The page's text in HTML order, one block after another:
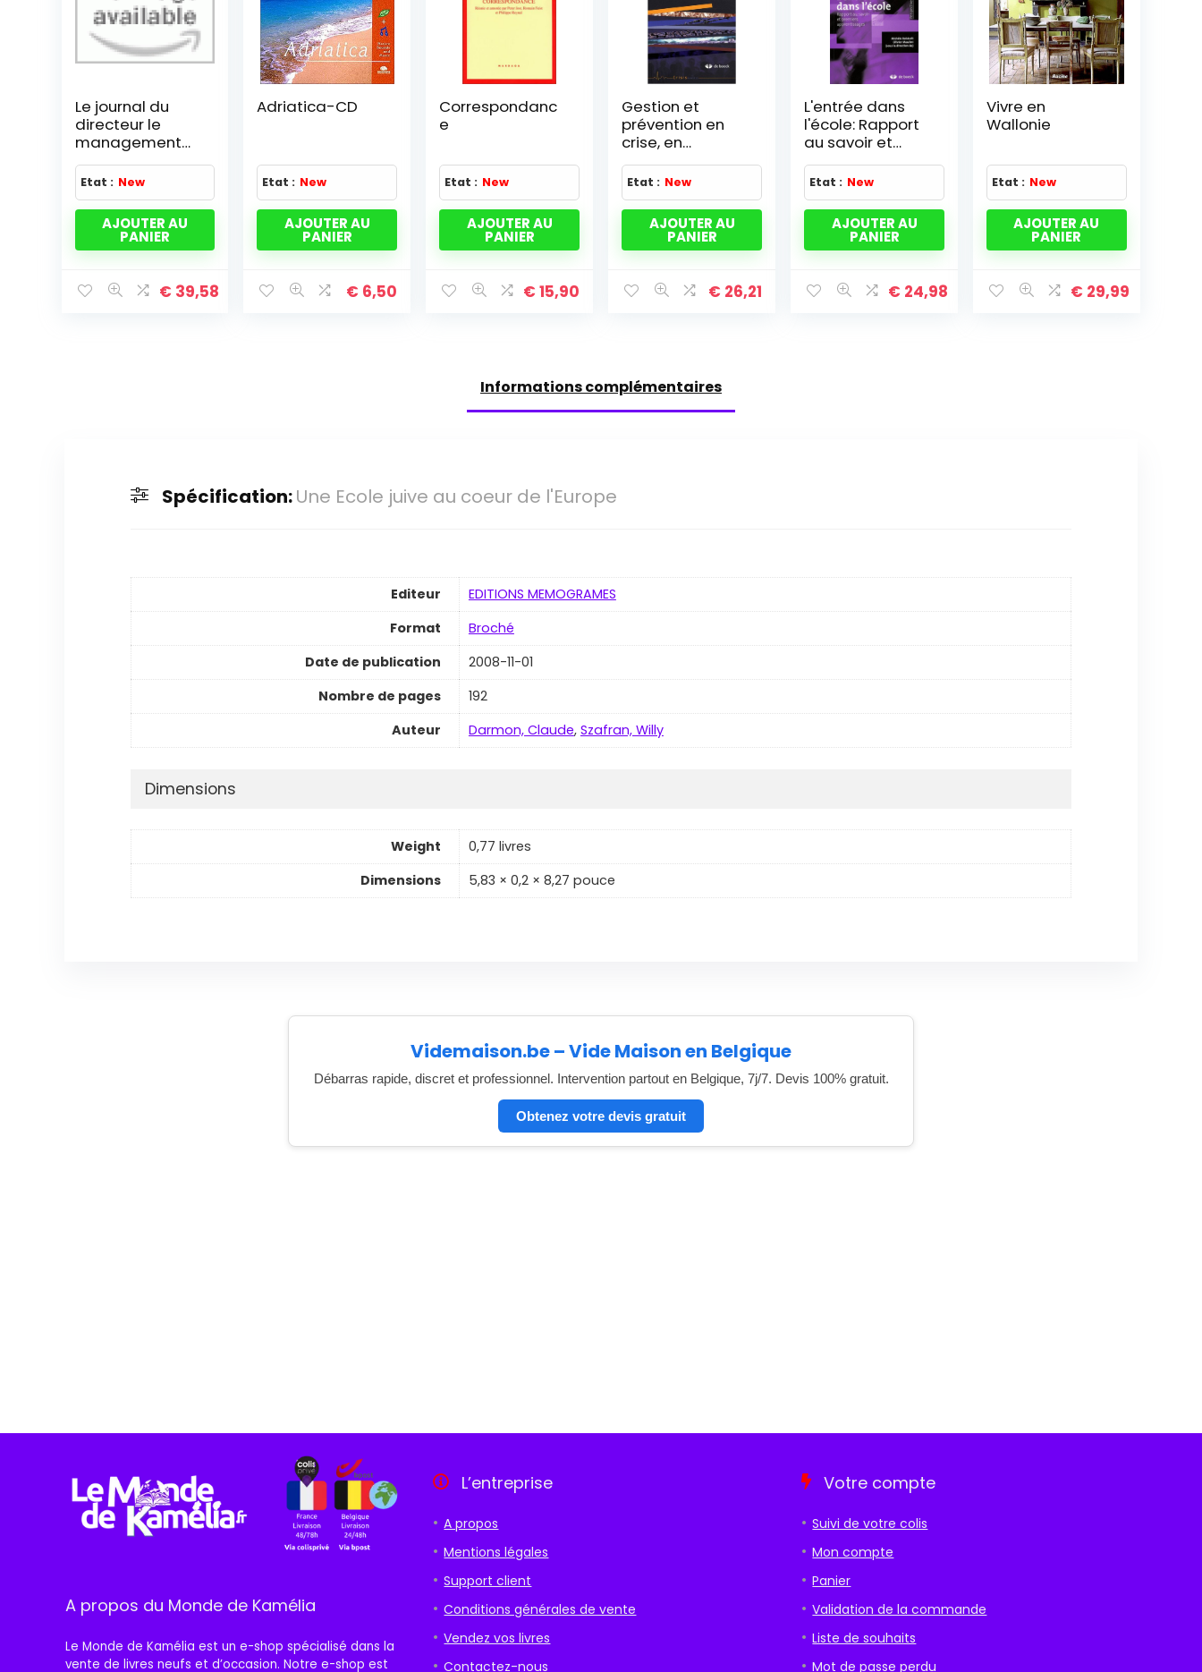
Le journal du
directeur le
management
au quotidien
Etat : New
AJOUTER AU
PANIER
€ 39,58
Adriatica-CD
Etat : New
AJOUTER AU
PANIER
€ 6,50
Correspondanc
e
Etat : New
AJOUTER AU
PANIER
€ 15,90
Gestion et
prévention en
crise, en
situation post-
catastrophe
Etat : New
AJOUTER AU
PANIER
€ 26,21
L'entrée dans
l'école: Rapport
au savoir et
premiers
apprentissages
(2007)
Etat : New
AJOUTER AU
PANIER
€ 24,98
Vivre en
Wallonie
Etat : New
AJOUTER AU
PANIER
€ 29,99
Informations complémentaires
Spécification:Une Ecole juive au coeur de l'Europe
Editeur
EDITIONS MEMOGRAMES
Format
Broché
Date de publication
2008-11-01
Nombre de pages
192
Auteur
Darmon, Claude, Szafran, Willy
Dimensions
Weight
0,77 livres
Dimensions
5,83 × 0,2 × 8,27 pouce
Videmaison.be – Vide Maison en Belgique
Débarras rapide, discret et professionnel. Intervention partout en Belgique, 7j/7. Devis 100% gratuit.
Obtenez votre devis gratuit
A propos du Monde de Kamélia
Le Monde de Kamélia est un e-shop spécialisé dans la
vente de livres neufs et d’occasion. Notre e-shop est
L’entreprise
A propos
Mentions légales
Support client
Conditions générales de vente
Vendez vos livres
Contactez-nous
Votre compte
Suivi de votre colis
Mon compte
Panier
Validation de la commande
Liste de souhaits
Mot de passe perdu